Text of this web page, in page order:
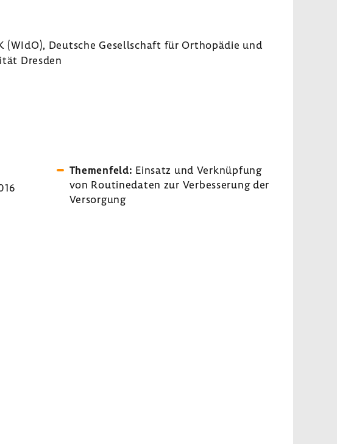
(WIdO), Deut­sche Gesell­schaft für Ortho­pädie und
Dresden
Themen­feld: Einsatz und Verknüp­fung
von Routi­ne­daten zur Verbes­se­rung der
Versor­gung